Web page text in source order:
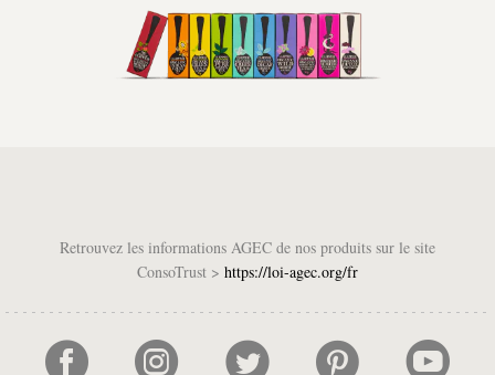
Retrouvez les informations AGEC de nos produits sur le site
ConsoTrust > https://loi-agec.org/fr